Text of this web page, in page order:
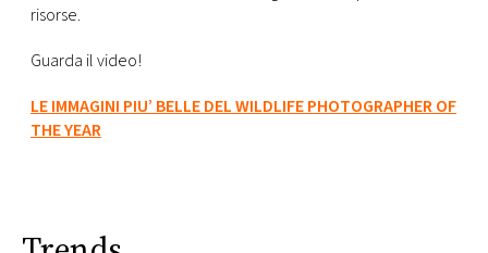
risorse.
Guarda il video!
LE IMMAGINI PIU’ BELLE DEL WILDLIFE PHOTOGRAPHER OF
THE YEAR